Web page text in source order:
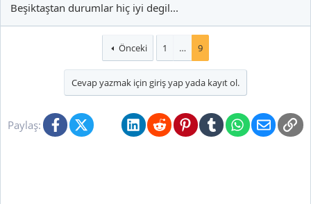
Beşiktaştan durumlar hiç iyi degil...
Önceki 1 … 9
Cevap yazmak için giriş yap yada kayıt ol.
Paylaş: FacebookX (Twitter)BlueskyLinkedInRedditPinterestTumblrWhatsApp
E-posta